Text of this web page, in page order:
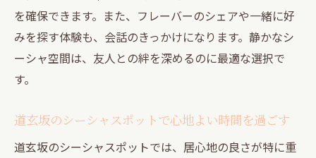
を確保できます。また、フレーバーのシェアや一緒に好
みを探す体験も、会話のきっかけになります。静かなシ
ーシャ空間は、友人との絆を深めるのに最適な選択で
す。
道玄坂のシーシャスポットで心地よい時間を過ごす
道玄坂のシーシャスポットでは、居心地の良さが特に重